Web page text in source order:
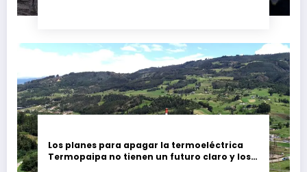
Los planes para apagar la termoeléctrica
Termopaipa no tienen un futuro claro y los